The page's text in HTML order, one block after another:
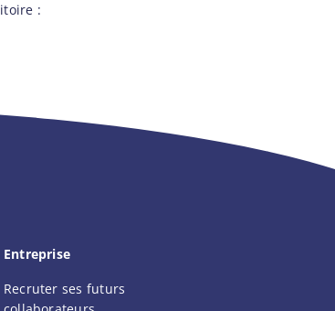
:
Entreprise
Recruter ses futurs